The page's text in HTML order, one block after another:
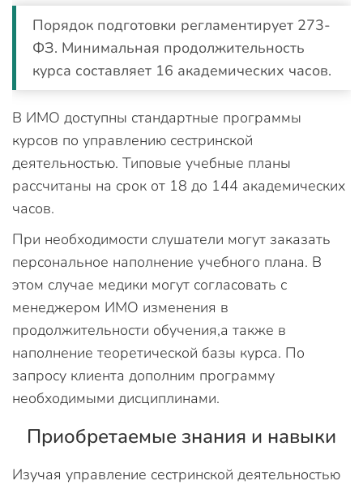
Порядок подготовки регламентирует 273-
ФЗ. Минимальная продолжительность
курса составляет 16 академических часов.
В ИМО доступны стандартные программы
курсов по управлению сестринской
деятельностью. Типовые учебные планы
рассчитаны на срок от 18 до 144 академических
часов.
При необходимости слушатели могут заказать
персональное наполнение учебного плана. В
этом случае медики могут согласовать с
менеджером ИМО изменения в
продолжительности обучения,а также в
наполнение теоретической базы курса. По
запросу клиента дополним программу
необходимыми дисциплинами.
Приобретаемые знания и навыки
Изучая управление сестринской деятельностью